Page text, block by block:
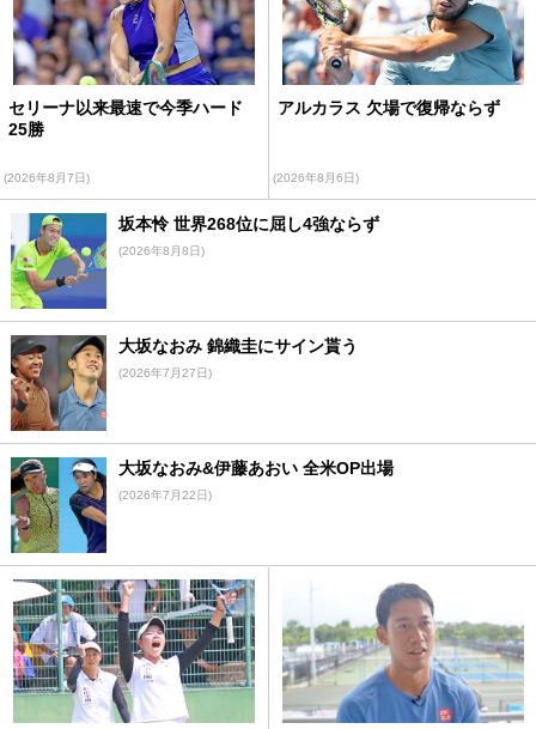
セリーナ以来最速で今季ハード
25勝
(2026年8月7日)
アルカラス 欠場で復帰ならず
(2026年8月6日)
坂本怜 世界268位に屈し4強ならず
(2026年8月8日)
大坂なおみ 錦織圭にサイン貰う
(2026年7月27日)
大坂なおみ&伊藤あおい 全米OP出場
(2026年7月22日)